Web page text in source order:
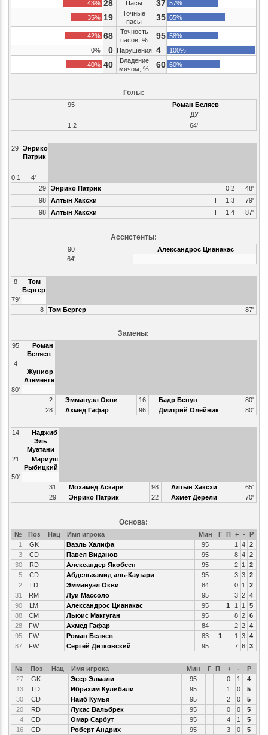
43% 28 Пасы 37 57%
35% 19
Точные
пасы
35 65%
42% 68
Точность
пасов, %
95 58%
0%
0 Нарушения 4
100%
40% 40
Владение
мячом, %
60 60%
Голы:
95
Роман Беляев
ДУ
1:2
64'
29 Энрико
Патрик
0:1
4'
29
Энрико Патрик 0:2
48'
98
Алтын Хаксхи Г 1:3
79'
98
Алтын Хаксхи Г 1:4 87'
Ассистенты:
90
Александрос Цианакас
64'
8
Том
Бергер
79'
8
Том Бергер 87'
Замены:
95
Роман
Беляев
4
Жуниор
Атеменге
80'
2
Эммануэл Окви 16 Бадр Бенун
80'
28
Ахмед Гафар 96 Дмитрий Олейник 80'
14
Наджиб
Эль
Муатани
21
Мариуш
Рыбицкий
50'
31
Мохамед Аскари 98 Алтын Хаксхи
65'
29
Энрико Патрик 22 Ахмет Дерели 70'
Основа:
№ Поз Нац Имя игрока Мин Г П + -
Р
1
GK Ваэль Халифа 95 1 4
2
3
CD Павел Виданов 95 8 4
2
30
RD Александер Якобсен 95 2 1
2
5
CD Абдельхамид аль-Каутари 95 3 3
2
2
LD Эммануэл Окви 84 0 1
2
31
RM Луи Массоло 95 3 2
4
90
LM Александрос Цианакас 95 1 1 1
5
88
CM Льюис Макгуган 95 8 2
6
28
FW Ахмед Гафар 84 2 2
4
95
FW Роман Беляев 83 1 1 3
4
87
FW Сергей Дитковский 95 7 6 3
№ Поз Нац Имя игрока Мин Г П + -
Р
27
GK Эсер Элмали 95 0 1
4
13
LD Ибрахим Кулибали 95 1 0
5
30
CD Наиб Кумья 95 2 0
5
20
RD Лукас Вальбрек 95 0 0
5
4
CD Омар Сарбут 95 4 1
5
16
CD Роберт Андрих 95 3 0
5